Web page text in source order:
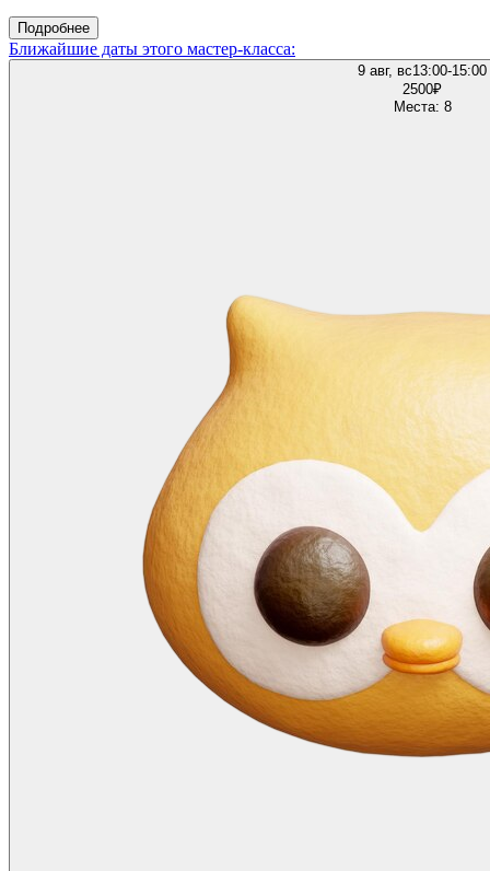
Подробнее
Ближайшие даты этого мастер‑класса:
9 авг, вс13:00-15:00
2500₽
Места: 8